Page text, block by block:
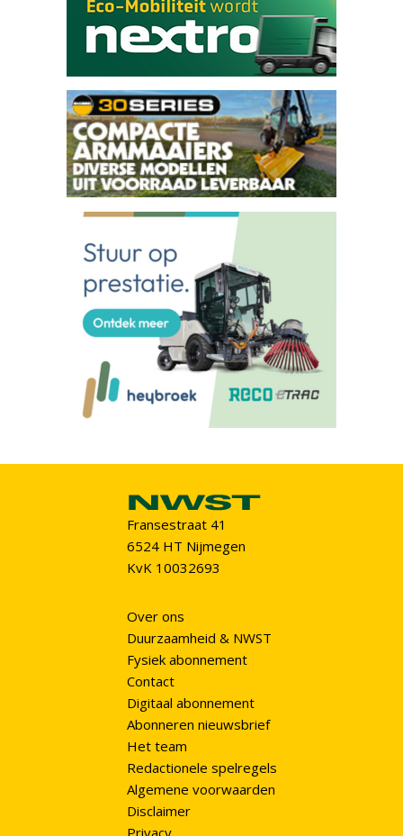
Fransestraat 41
6524 HT Nijmegen
KvK 10032693
Over ons
Duurzaamheid & NWST
Fysiek abonnement
Contact
Digitaal abonnement
Abonneren nieuwsbrief
Het team
Redactionele spelregels
Algemene voorwaarden
Disclaimer